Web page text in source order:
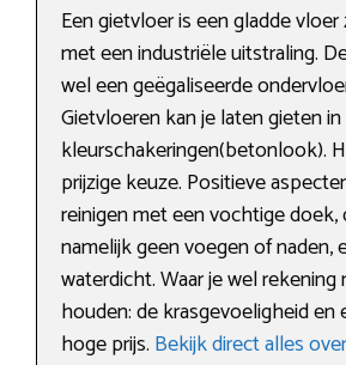
Een gietvloer is een gladde
met een industriële uitstraling.
wel een geëgaliseerde
Gietvloeren kan je laten gieten
kleurschakeringen(betonlook).
prijzige keuze. Positieve
reinigen met een vochtige
namelijk geen voegen of naden,
waterdicht. Waar je wel
houden: de krasgevoeligheid en
hoge prijs. Bekijk direct alles